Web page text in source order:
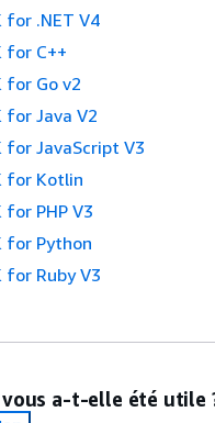
for .NET V4
for C++
for Go v2
for Java V2
for JavaScript V3
for Kotlin
for PHP V3
for Python
for Ruby V3
vous a-t-elle été utile